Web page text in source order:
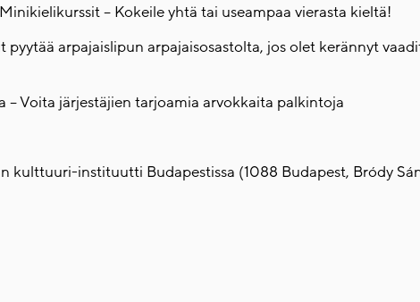
– Kokeile yhtä tai useampaa vierasta kieltä!
pyytää arpajaislipun arpajaisosastolta, jos olet kerännyt
– Voita järjestäjien tarjoamia arvokkaita palkintoja
kulttuuri-instituutti Budapestissa (1088 Budapest, Bródy